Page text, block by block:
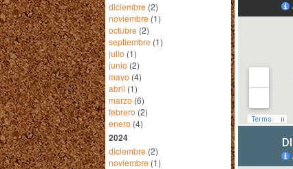
diciembre (2)
noviembre (1)
octubre (2)
septiembre (1)
julio (1)
junio (2)
mayo (4)
abril (1)
marzo (6)
febrero (2)
enero (4)
2024
diciembre (2)
noviembre (1)